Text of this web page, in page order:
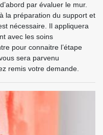
par évaluer le mur.
la préparation du support et
nécessaire. Il appliquera
avec les soins
pour connaitre l’étape
sera parvenu
remis votre demande.